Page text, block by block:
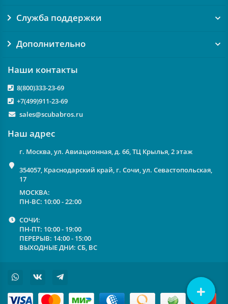
Служба поддержки
Дополнительно
Наши контакты
8(800)333-23-69
+7(499)911-23-69
sales@scubabros.ru
Наш адрес
г. Москва, ул. Авиационная, д. 66, ТЦ Крылья, 2 этаж
354057, Краснодарский край, г. Сочи, ул. Севастопольская,
17
МОСКВА:
ПН-ВС: 10:00 - 22:00
СОЧИ:
ПН-ПТ: 10:00 - 19:00
ПЕРЕРЫВ: 14:00 - 15:00
ВЫХОДНЫЕ ДНИ: СБ, ВС